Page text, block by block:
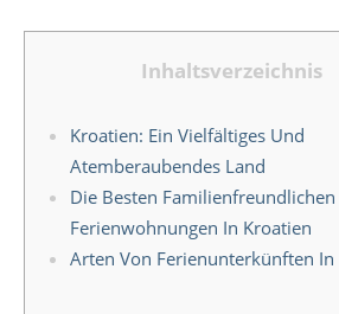
Inhaltsverzeichnis
Kroatien: Ein Vielfältiges Und
Atemberaubendes Land
Die Besten Familienfreundlichen
Ferienwohnungen In Kroatien
Arten Von Ferienunterkünften In